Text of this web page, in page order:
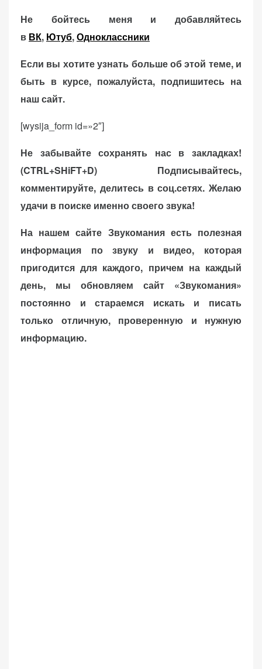
Не бойтесь меня и добавляйтесь
в ВК, Ютуб,Одноклассники
Если вы хотите узнать больше об этой теме, и
быть в курсе, пожалуйста, подпишитесь на
наш сайт.
[wysija_form id=»2″]
Не забывайте сохранять нас в закладках!
(CTRL+SHiFT+D)
Подписывайтесь,
комментируйте, делитесь в соц.сетях. Желаю
удачи в поиске именно своего звука!
На нашем сайте Звукомания есть полезная
информация по звуку и видео, которая
пригодится для каждого, причем на каждый
день, мы обновляем сайт «Звукомания»
постоянно и стараемся искать и писать
только отличную, проверенную и нужную
информацию.